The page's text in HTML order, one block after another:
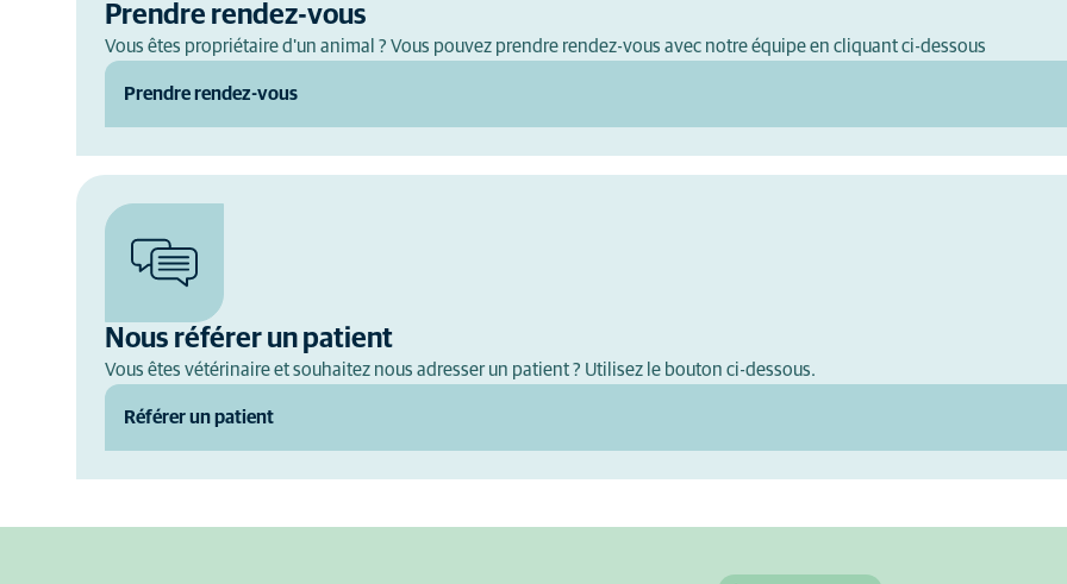
Prendre rendez-vous
Vous êtes propriétaire d'un animal ? Vous pouvez prendre rendez-vous avec notre équipe en cliquant ci-dessous
Prendre rendez-vous
Nous référer un patient
Vous êtes vétérinaire et souhaitez nous adresser un patient ? Utilisez le bouton ci-dessous.
Référer un patient